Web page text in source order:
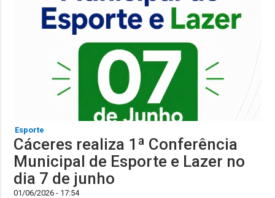
Esporte
Cáceres realiza 1ª Conferência
Municipal de Esporte e Lazer no
dia 7 de junho
01/06/2026 - 17:54